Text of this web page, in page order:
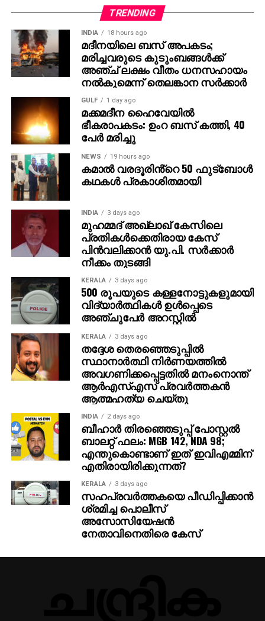
ചൂടുപിടിക്കുകയും ബിഹാര്‍ തെരഞ്ഞെടുപ്പ് ഫലം
സംബന്ധിച്ച തര്‍ക്കം കയ്യാങ്കളിയിലേക്ക് മാറുകയും
ചെയ്തു.
തര്‍ക്കം മൂര്‍ച്ഛിച്ചപ്പോള്‍ രാജേഷും തൂഫാനിയും ചേര്‍ന്ന്
ശങ്കറെ അടുത്തുള്ള ചെളി നിറഞ്ഞ പ്രദേശത്തേക്ക്
വലിച്ചിഴച്ച് മുഖം ചെളിയില്‍ മുക്കി ശ്വാസം മുട്ടിച്ച്
കൊലപ്പെടുത്തുകയായിരുന്നു. വിവരം ലഭിച്ച പൊലീസ്
സ്ഥലത്തെത്തി ശങ്കറെ ആശുപത്രിയില്‍
എത്തിച്ചെങ്കിലും ജീവന്‍ രക്ഷിക്കാനായില്ല.
പ്രതികളായ രാജേഷും തൂഫാനിയും കുറ്റം
സമ്മതിച്ചതായി പൊലീസ് അറിയിച്ചു.
ഇരുവരുംക്കെതിരെ കൊലപാതകക്കുറ്റം ചുമത്തി കേസ്
എടുത്തിട്ടുണ്ട്. അന്വേഷണം പുരോഗമിക്കുന്നു.
TRENDING
INDIA 18 hours ago
മദീനയിലെ ബസ് അപകടം;
മരിച്ചവരുടെ കുടുംബങ്ങള്‍ക്ക്
അഞ്ച് ലക്ഷം വീതം ധനസഹായം
നല്‍കുമെന്ന് തെലങ്കാന സര്‍ക്കാര്‍
GULF 1 day ago
മക്കമദീന ഹൈവേയില്‍
ഭീകരാപകടം: ഉംറ ബസ് കത്തി, 40
പേര്‍ മരിച്ചു
NEWS 19 hours ago
കമാൽ വരദൂരിൻ്റെ 50 ഫുട്ബോൾ
കഥകൾ പ്രകാശിതമായി
INDIA 3 days ago
മുഹമ്മദ് അഖ്‌ലാഖ് കേസിലെ
പ്രതികള്‍ക്കെതിരായ കേസ്
പിന്‍വലിക്കാന്‍ യു.പി. സര്‍ക്കാര്‍
നീക്കം തുടങ്ങി
KERALA 3 days ago
500 രൂപയുടെ കള്ളനോട്ടുകളുമായി
വിദ്യാര്‍ത്ഥികള്‍ ഉള്‍പ്പെടെ
അഞ്ചുപേര്‍ അറസ്റ്റില്‍
KERALA 3 days ago
തദ്ദേശ തെരഞ്ഞെടുപ്പില്‍
സ്ഥാനാര്‍ത്ഥി നിര്‍ണയത്തില്‍
അവഗണിക്കപ്പെട്ടതില്‍ മനംനൊന്ത്
ആര്‍എസ്എസ് പ്രവര്‍ത്തകന്‍
ആത്മഹത്യ ചെയ്തു
INDIA 2 days ago
ബീഹാർ തിരഞ്ഞെടുപ്പ് പോസ്റ്റൽ
ബാലറ്റ് ഫലം: MGB 142, NDA 98;
എന്തുകൊണ്ടാണ് ഇത് ഇവിഎമ്മിന്
എതിരായിരിക്കുന്നത്?
KERALA 3 days ago
സഹപ്രവര്‍ത്തകയെ പീഡിപ്പിക്കാന്‍
ശ്രമിച്ച പൊലീസ്
അസോസിയേഷന്‍
നേതാവിനെതിരെ കേസ്